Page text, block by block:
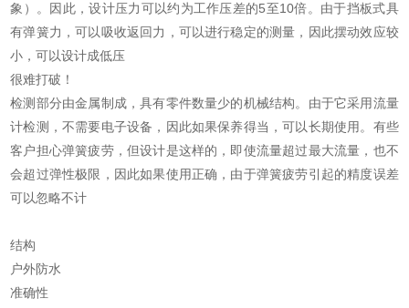
象）。因此，设计压力可以约为工作压差的5至10倍。由于挡板式具
有弹簧力，可以吸收返回力，可以进行稳定的测量，因此摆动效应较
小，可以设计成低压
很难打破！
检测部分由金属制成，具有零件数量少的机械结构。由于它采用流量
计检测，不需要电子设备，因此如果保养得当，可以长期使用。有些
客户担心弹簧疲劳，但设计是这样的，即使流量超过最大流量，也不
会超过弹性极限，因此如果使用正确，由于弹簧疲劳引起的精度误差
可以忽略不计
结构
户外防水
准确性